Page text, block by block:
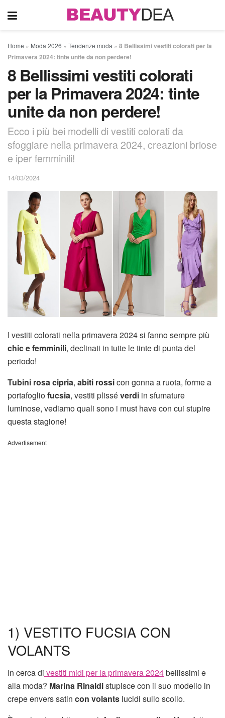
Home » Moda 2026 » Tendenze moda » 8 Bellissimi vestiti colorati per la
Primavera 2024: tinte unite da non perdere!
8 Bellissimi vestiti colorati
per la Primavera 2024: tinte
unite da non perdere!
Ecco i più bei modelli di vestiti colorati da
sfoggiare nella primavera 2024, creazioni briose
e iper femminili!
14/03/2024
I vestiti colorati nella primavera 2024 si fanno sempre più
chic e femminili, declinati in tutte le tinte di punta del
periodo!
Tubini rosa cipria, abiti rossicon gonna a ruota, forme a
portafogliofucsia, vestiti plisséverdi in sfumature
luminose, vediamo quali sono i must have con cui stupire
questa stagione!
Advertisement
1) VESTITO FUCSIA CON
VOLANTS
In cerca di vestiti midi per la primavera 2024bellissimi e
alla moda? Marina Rinaldistupisce con il suo modello in
crepe envers satin con volants lucidi sullo scollo.